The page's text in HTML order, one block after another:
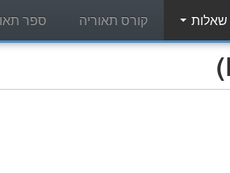
קורס תאוריה ספר